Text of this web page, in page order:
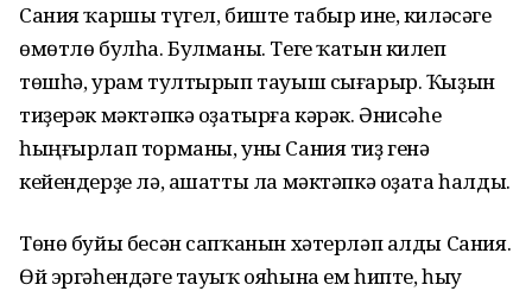
Сания ҡаршы түгел, биште табыр ине, киләсәге
өмөтлө булһа. Булманы. Теге ҡатын килеп
төшһә, урам тултырып тауыш сығарыр. Ҡыҙын
тиҙерәк мәктәпкә оҙатырға кәрәк. Әнисәһе
һыңғырлап торманы, уны Сания тиҙ генә
кейендерҙе лә, ашатты ла мәктәпкә оҙата һалды.
Төнө буйы бесән сапҡанын хәтерләп алды Сания.
Өй эргәһендәге тауыҡ ояһына ем һипте, һыу